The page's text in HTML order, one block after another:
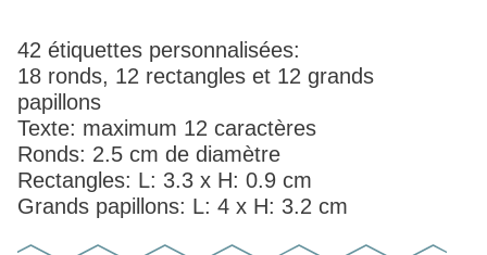
42 étiquettes personnalisées:
18 ronds, 12 rectangles et 12 grands
papillons
Texte: maximum 12 caractères
Ronds: 2.5 cm de diamètre
Rectangles: L: 3.3 x H: 0.9 cm
Grands papillons: L: 4 x H: 3.2 cm